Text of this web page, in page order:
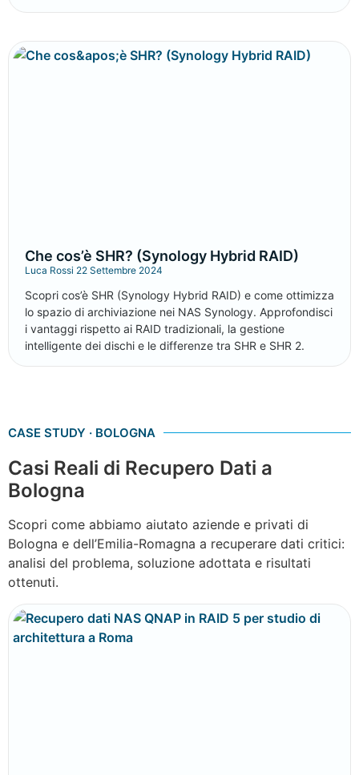
Che cos’è SHR? (Synology Hybrid RAID)
Luca Rossi 22 Settembre 2024
Scopri cos’è SHR (Synology Hybrid RAID) e come ottimizza
lo spazio di archiviazione nei NAS Synology. Approfondisci
i vantaggi rispetto ai RAID tradizionali, la gestione
intelligente dei dischi e le differenze tra SHR e SHR 2.
CASE STUDY · BOLOGNA
Casi Reali di Recupero Dati a
Bologna
Scopri come abbiamo aiutato aziende e privati di
Bologna e dell’Emilia-Romagna a recuperare dati critici:
analisi del problema, soluzione adottata e risultati
ottenuti.